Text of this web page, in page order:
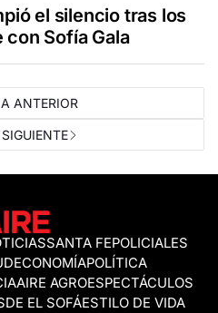
el silencio tras los
Sofía Gala
ANTERIOR
SANTA FEPOLICIALES
ECONOMÍAPOLÍTICA
AIRE AGROESPECTÁCULOS
EL SOFÁESTILO DE VIDA